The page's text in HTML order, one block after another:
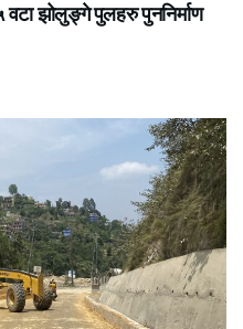
५ वटा झोलुङ्गे पुलहरु पुननिर्माण